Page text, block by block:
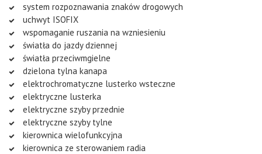
system rozpoznawania znaków drogowych
uchwyt ISOFIX
wspomaganie ruszania na wzniesieniu
światła do jazdy dziennej
światła przeciwmgielne
dzielona tylna kanapa
elektrochromatyczne lusterko wsteczne
elektryczne lusterka
elektryczne szyby przednie
elektryczne szyby tylne
kierownica wielofunkcyjna
kierownica ze sterowaniem radia